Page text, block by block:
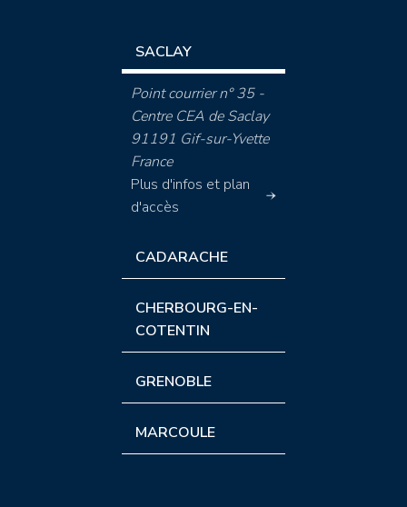
SACLAY
Point courrier n° 35 -
Centre CEA de Saclay
91191 Gif-sur-Yvette
France
Plus d'infos et plan
d'accès
CADARACHE
CHERBOURG-EN-
COTENTIN
GRENOBLE
MARCOULE